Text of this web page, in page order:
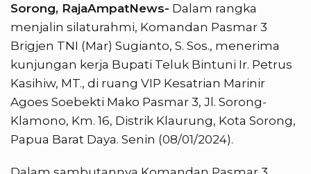
Sorong, RajaAmpatNews- Dalam rangka
menjalin silaturahmi, Komandan Pasmar 3
Brigjen TNI (Mar) Sugianto, S. Sos., menerima
kunjungan kerja Bupati Teluk Bintuni Ir. Petrus
Kasihiw, MT., di ruang VIP Kesatrian Marinir
Agoes Soebekti Mako Pasmar 3, Jl. Sorong-
Klamono, Km. 16, Distrik Klaurung, Kota Sorong,
Papua Barat Daya. Senin (08/01/2024).